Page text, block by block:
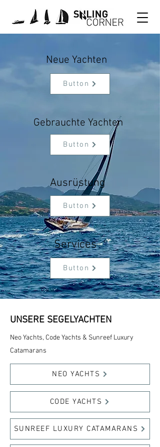
Neue Yachten
Button
Gebrauchte Yachten
Button
Ausrüstung
Button
Services
Button
UNSERE SEGELYACHTEN
Neo Yachts, Code Yachts & Sunreef Luxury
Catamarans
NEO YACHTS
CODE YACHTS
SUNREEF LUXURY CATAMARANS